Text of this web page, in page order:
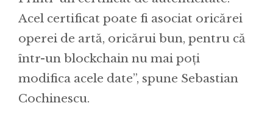
Acel certificat poate fi asociat oricărei
operei de artă, oricărui bun, pentru că
într-un blockchain nu mai poți
modifica acele date”, spune Sebastian
Cochinescu.